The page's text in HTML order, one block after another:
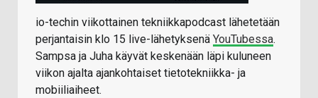
io-techin viikottainen tekniikkapodcast lähetetään
perjantaisin klo 15 live-lähetyksenä YouTubessa.
Sampsa ja Juha käyvät keskenään läpi kuluneen
viikon ajalta ajankohtaiset tietotekniikka- ja
mobiiliaiheet.